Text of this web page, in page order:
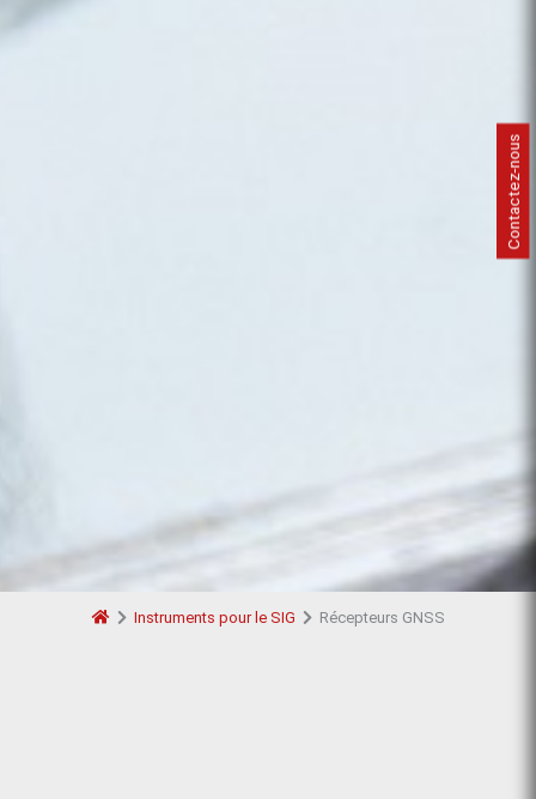
Instruments pour le SIG Récepteurs GNSS
Contactez-nous